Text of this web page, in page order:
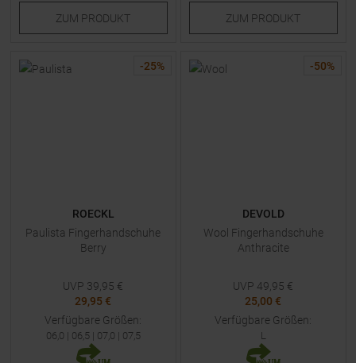
ZUM PRODUKT ZUM PRODUKT
-25%
ROECKL
Paulista Fingerhandschuhe
Berry
UVP 39,95 €
29,95 €
Verfügbare Größen:
06,0 | 06,5 | 07,0 | 07,5
-50%
DEVOLD
Wool Fingerhandschuhe
Anthracite
UVP 49,95 €
25,00 €
Verfügbare Größen:
L